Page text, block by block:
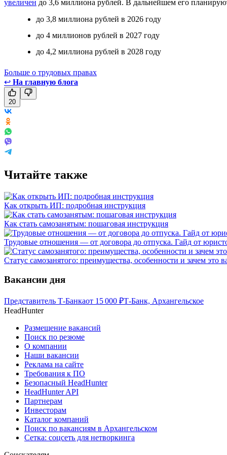
увеличен до 3,6 миллиона рублей. В дальнейшем его
до 3,8 миллиона рублей в 2026 году
до 4 миллионов рублей в 2027 году
до 4,2 миллиона рублей в 2028 году
Больше о трудовых правах
↩ На главную блога
20
Читайте также
Как открыть ИП: подробная инструкция
Как стать самозанятым: пошаговая инструкция
Трудовые отношения — от договора до отпуска. Гайд от
Статус самозанятого: преимущества, особенности и зачем это
Вакансии дня
Представитель Т-Банкаот 15 000 ₽Т-Банк, Архангельское
HeadHunter
Размещение вакансий
Поиск по резюме
О компании
Наши вакансии
Реклама на сайте
Требования к ПО
Безопасный HeadHunter
HeadHunter API
Партнерам
Инвесторам
Каталог компаний
Поиск по вакансиям в Архангельском
Сетка: соцсеть для нетворкинга